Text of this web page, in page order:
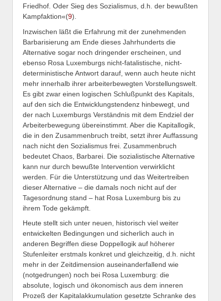
Friedhof. Oder Sieg des Sozialismus, d.h. der bewußten
Kampfaktion«(9).
Inzwischen läßt die Erfahrung mit der zunehmenden
Barbarisierung am Ende dieses Jahrhunderts die
Alternative sogar noch dringender erscheinen, und
ebenso Rosa Luxemburgs nicht-fatalistische, nicht-
deterministische Antwort darauf, wenn auch heute nicht
mehr innerhalb ihrer arbeiterbewegten Vorstellungswelt.
Es gibt zwar einen logischen Schlußpunkt des Kapitals,
auf den sich die Entwicklungstendenz hinbewegt, und
der nach Luxemburgs Verständnis mit dem Endziel der
Arbeiterbewegung übereinstimmt. Aber die Kapitallogik,
die in den Zusammenbruch treibt, setzt ihrer Auffassung
nach nicht den Sozialismus frei. Zusammenbruch
bedeutet Chaos, Barbarei. Die sozialistische Alternative
kann nur durch bewußte Intervention verwirklicht
werden. Für die Unterstützung und das Weitertreiben
dieser Alternative – die damals noch nicht auf der
Tagesordnung stand – hat Rosa Luxemburg bis zu
ihrem Tode gekämpft.
Heute stellt sich unter neuen, historisch viel weiter
entwickelten Bedingungen und sicherlich auch in
anderen Begriffen diese Doppellogik auf höherer
Stufenleiter erstmals konkret und gleichzeitig, d.h. nicht
mehr in der Zeitdimension auseinanderfallend wie
(notgedrungen) noch bei Rosa Luxemburg: die
absolute, logisch und ökonomisch aus dem inneren
Prozeß der Kapitalakkumulation gesetzte Schranke des